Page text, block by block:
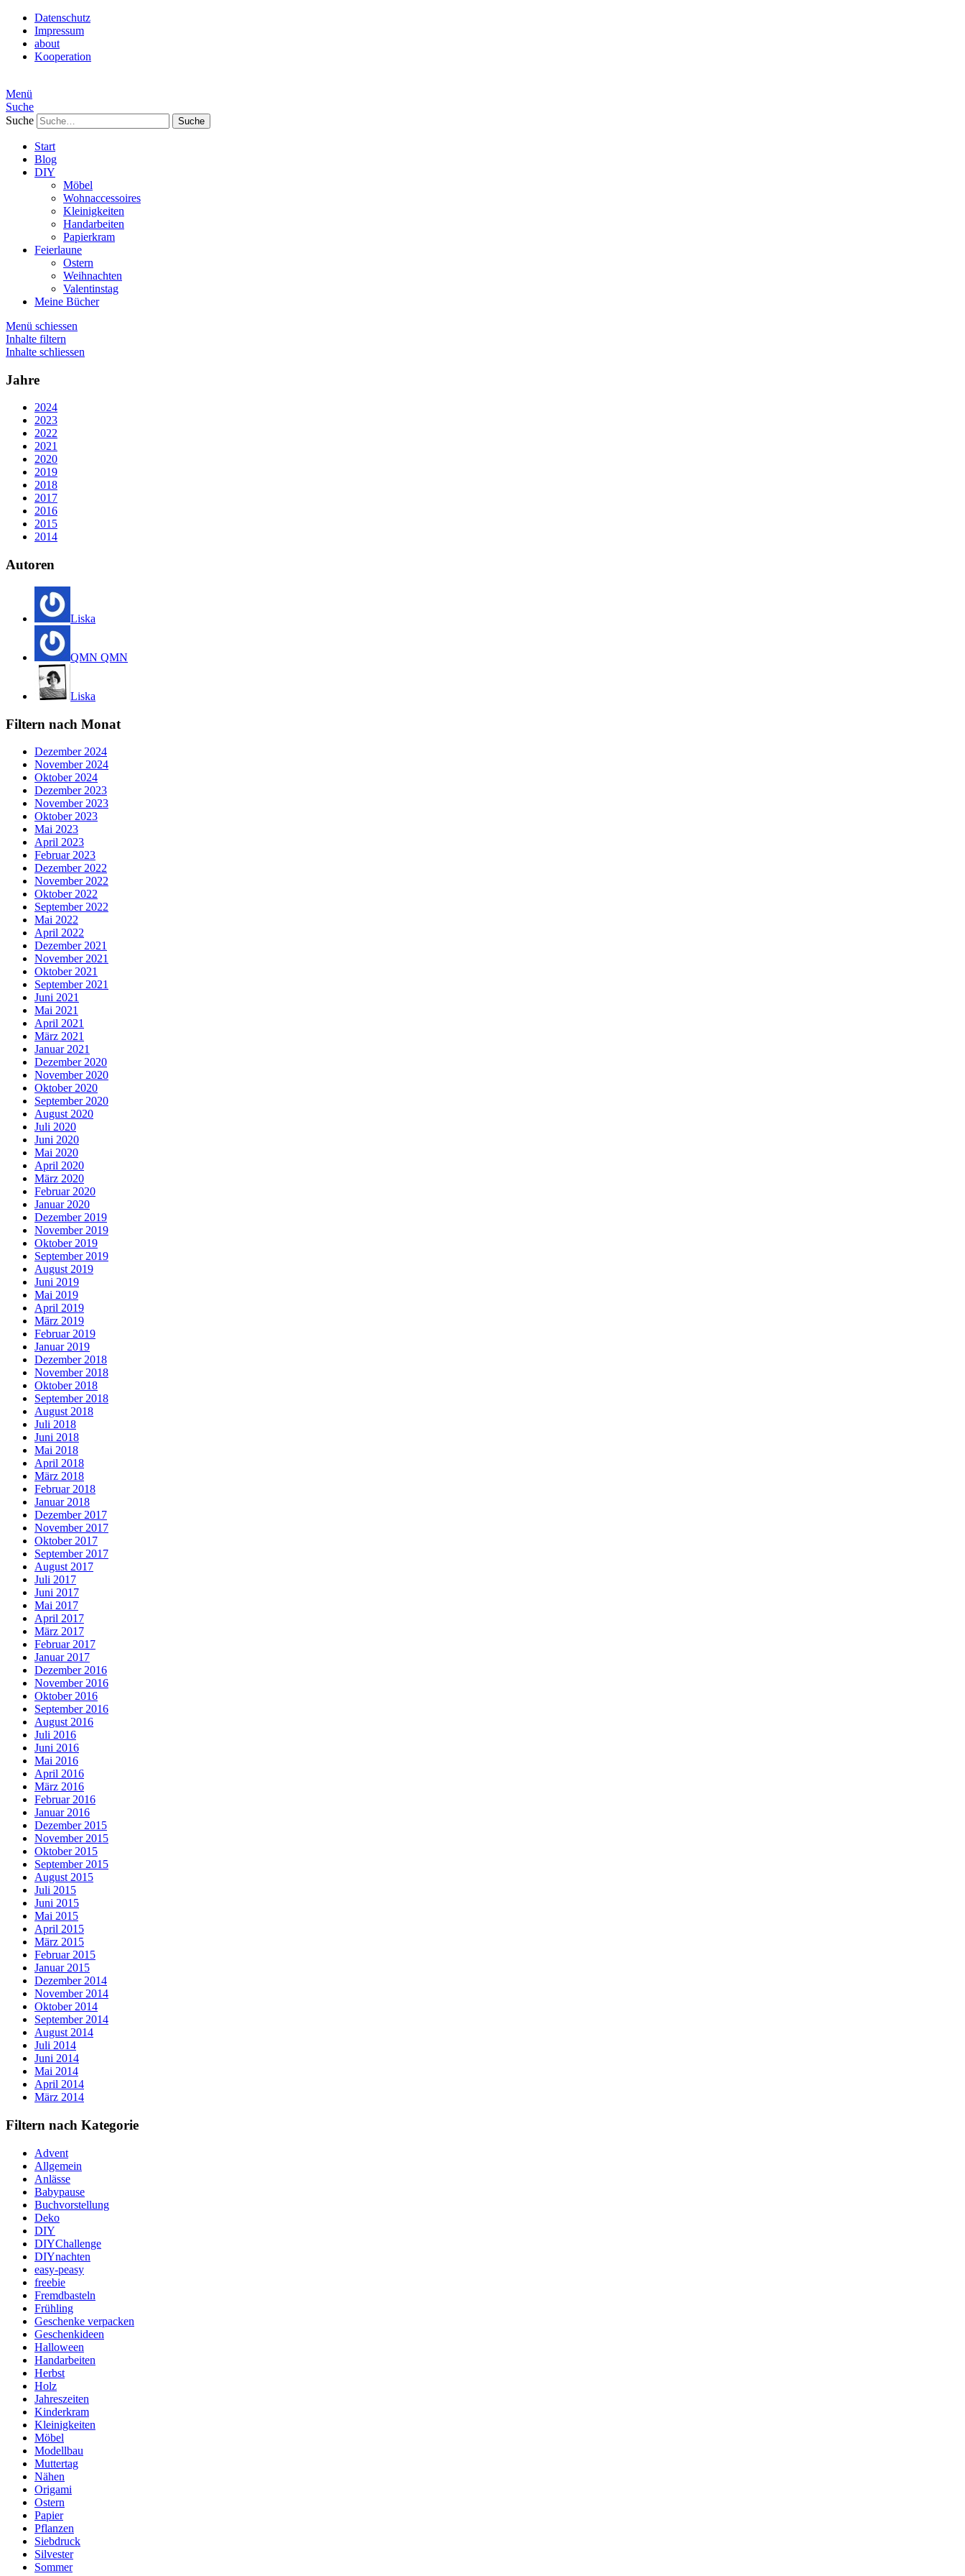
Datenschutz
Impressum
about
Kooperation
Menü
Suche
Suche
Start
Blog
DIY
Möbel
Wohnaccessoires
Kleinigkeiten
Handarbeiten
Papierkram
Feierlaune
Ostern
Weihnachten
Valentinstag
Meine Bücher
Menü schiessen
Inhalte filtern
Inhalte schliessen
Jahre
2024
2023
2022
2021
2020
2019
2018
2017
2016
2015
2014
Autoren
Liska
QMN QMN
Liska
Filtern nach Monat
Dezember 2024
November 2024
Oktober 2024
Dezember 2023
November 2023
Oktober 2023
Mai 2023
April 2023
Februar 2023
Dezember 2022
November 2022
Oktober 2022
September 2022
Mai 2022
April 2022
Dezember 2021
November 2021
Oktober 2021
September 2021
Juni 2021
Mai 2021
April 2021
März 2021
Januar 2021
Dezember 2020
November 2020
Oktober 2020
September 2020
August 2020
Juli 2020
Juni 2020
Mai 2020
April 2020
März 2020
Februar 2020
Januar 2020
Dezember 2019
November 2019
Oktober 2019
September 2019
August 2019
Juni 2019
Mai 2019
April 2019
März 2019
Februar 2019
Januar 2019
Dezember 2018
November 2018
Oktober 2018
September 2018
August 2018
Juli 2018
Juni 2018
Mai 2018
April 2018
März 2018
Februar 2018
Januar 2018
Dezember 2017
November 2017
Oktober 2017
September 2017
August 2017
Juli 2017
Juni 2017
Mai 2017
April 2017
März 2017
Februar 2017
Januar 2017
Dezember 2016
November 2016
Oktober 2016
September 2016
August 2016
Juli 2016
Juni 2016
Mai 2016
April 2016
März 2016
Februar 2016
Januar 2016
Dezember 2015
November 2015
Oktober 2015
September 2015
August 2015
Juli 2015
Juni 2015
Mai 2015
April 2015
März 2015
Februar 2015
Januar 2015
Dezember 2014
November 2014
Oktober 2014
September 2014
August 2014
Juli 2014
Juni 2014
Mai 2014
April 2014
März 2014
Filtern nach Kategorie
Advent
Allgemein
Anlässe
Babypause
Buchvorstellung
Deko
DIY
DIYChallenge
DIYnachten
easy-peasy
freebie
Fremdbasteln
Frühling
Geschenke verpacken
Geschenkideen
Halloween
Handarbeiten
Herbst
Holz
Jahreszeiten
Kinderkram
Kleinigkeiten
Möbel
Modellbau
Muttertag
Nähen
Origami
Ostern
Papier
Pflanzen
Siebdruck
Silvester
Sommer